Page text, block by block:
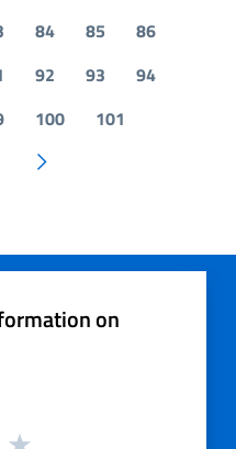
84 85
86
92 93
94
100
101
Pagina successiva
on